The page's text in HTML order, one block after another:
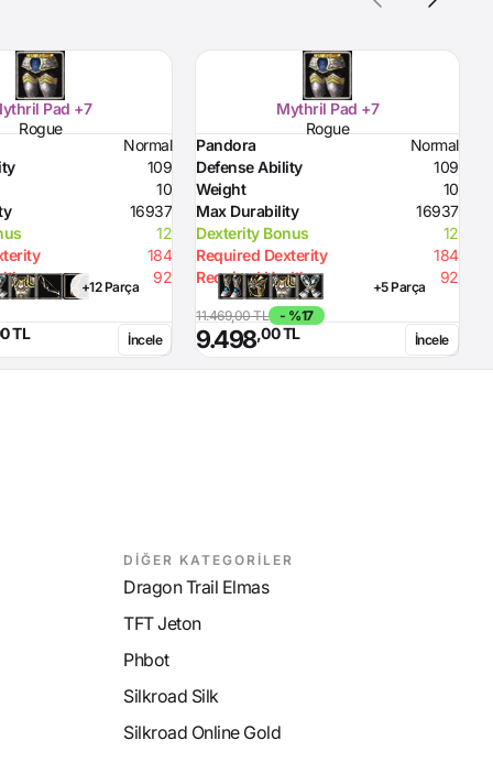
Pad +7
Rogue
Normal
109
10
16937
12
184
92
+12 Parça
TL İncele
Mythril Pad +7
Rogue
Pandora
Normal
Defense Ability
109
Weight
10
Max Durability
16937
Dexterity Bonus
12
Required Dexterity
184
Required Health
92
+5 Parça
11.469,00 TL
- %17
9.498,00 TL İncele
DİĞER KATEGORİLER
Dragon Trail Elmas
TFT Jeton
Phbot
Silkroad Silk
Silkroad Online Gold